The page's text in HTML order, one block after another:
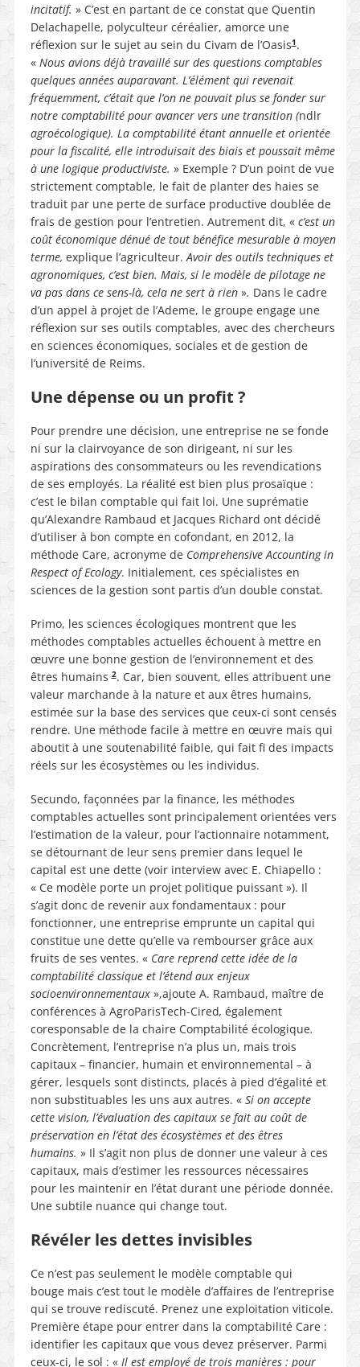
incitatif. » C’est en partant de ce constat que Quentin
Delachapelle, polyculteur céréalier, amorce une
réflexion sur le sujet au sein du Civam de l’Oasis1.
« Nous avions déjà travaillé sur des questions comptables
quelques années auparavant. L’élément qui revenait
fréquemment, c’était que l’on ne pouvait plus se fonder sur
notre comptabilité pour avancer vers une transition (ndlr
agroécologique). La comptabilité étant annuelle et orientée
pour la fiscalité, elle introduisait des biais et poussait même
à une logique productiviste. » Exemple ? D’un point de vue
strictement comptable, le fait de planter des haies se
traduit par une perte de surface productive doublée de
frais de gestion pour l’entretien. Autrement dit, « c’est un
coût économique dénué de tout bénéfice mesurable à moyen
terme, explique l’agriculteur.Avoir des outils techniques et
agronomiques, c’est bien. Mais, si le modèle de pilotage ne
va pas dans ce sens-là, cela ne sert à rien ». Dans le cadre
d’un appel à projet de l’Ademe, le groupe engage une
réflexion sur ses outils comptables, avec des chercheurs
en sciences économiques, sociales et de gestion de
l’université de Reims.
Une dépense ou un profit ?
Pour prendre une décision, une entreprise ne se fonde
ni sur la clairvoyance de son dirigeant, ni sur les
aspirations des consommateurs ou les revendications
de ses employés. La réalité est bien plus prosaïque :
c’est le bilan comptable qui fait loi. Une suprématie
qu’Alexandre Rambaud et Jacques Richard ont décidé
d’utiliser à bon compte en cofondant, en 2012, la
méthode Care, acronyme deComprehensive Accounting in
Respect of Ecology. Initialement, ces spécialistes en
sciences de la gestion sont partis d’un double constat.
Primo, les sciences écologiques montrent que les
méthodes comptables actuelles échouent à mettre en
œuvre une bonne gestion de l’environnement et des
êtres humains2. Car, bien souvent, elles attribuent une
valeur marchande à la nature et aux êtres humains,
estimée sur la base des services que ceux-ci sont censés
rendre. Une méthode facile à mettre en œuvre mais qui
aboutit à une soutenabilité faible, qui fait fi des impacts
réels sur les écosystèmes ou les individus.
Secundo, façonnées par la finance, les méthodes
comptables actuelles sont principalement orientées vers
l’estimation de la valeur, pour l’actionnaire notamment,
se détournant de leur sens premier dans lequel le
capital est une dette (voir interview avec E. Chiapello :
« Ce modèle porte un projet politique puissant »). Il
s’agit donc de revenir aux fondamentaux : pour
fonctionner, une entreprise emprunte un capital qui
constitue une dette qu’elle va rembourser grâce aux
fruits de ses ventes. «Care reprend cette idée de la
comptabilité classique et l’étend aux enjeux
socioenvironnementaux »,ajoute A. Rambaud, maître de
conférences à AgroParisTech-Cired, également
coresponsable de la chaire Comptabilité écologique.
Concrètement, l’entreprise n’a plus un, mais trois
capitaux – financier, humain et environnemental – à
gérer, lesquels sont distincts, placés à pied d’égalité et
non substituables les uns aux autres. «Si on accepte
cette vision, l’évaluation des capitaux se fait au coût de
préservation en l’état des écosystèmes et des êtres
humains. » Il s’agit non plus de donner une valeur à ces
capitaux, mais d’estimer les ressources nécessaires
pour les maintenir en l’état durant une période donnée.
Une subtile nuance qui change tout.
Révéler les dettes invisibles
Ce n’est pas seulement le modèle comptable qui
bouge mais c’est tout le modèle d’affaires de l’entreprise
qui se trouve rediscuté. Prenez une exploitation viticole.
Première étape pour entrer dans la comptabilité Care :
identifier les capitaux que vous devez préserver. Parmi
ceux-ci, le sol : « Il est employé de trois manières : pour